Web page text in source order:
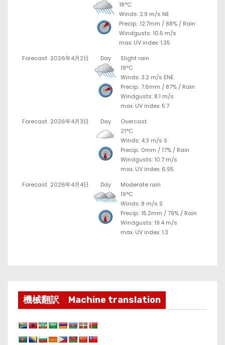
18°C
Winds: 2.9 m/s NE
Precip.: 12.7mm / 88% / Rain
Windgusts: 10.5 m/s
max. UV index: 1.35
Forecast 2026年4月2日 Day
Slight rain
19°C
Winds: 3.2 m/s ENE
Precip.:7.6mm / 87% / Rain
Windgusts: 8.1 m/s
max. UV index: 5.7
Forecast 2026年4月3日 Day
Overcast
21°C
Winds: 4.3 m/s S
Precip.: 0mm / 17% / Rain
Windgusts: 10.7 m/s
max. UV index: 6.95
Forecast 2026年4月4日 Day
Moderate rain
19°C
Winds: 8 m/s S
Precip.: 15.2mm /79% / Rain
Windgusts: 19.4 m/s
max. UV index: 1.3
機械翻訳 Machine translation